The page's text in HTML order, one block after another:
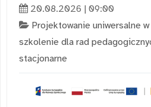
20.08.2026 | 09:00
Projektowanie uniwersalne
szkolenie dla rad
stacjonarne